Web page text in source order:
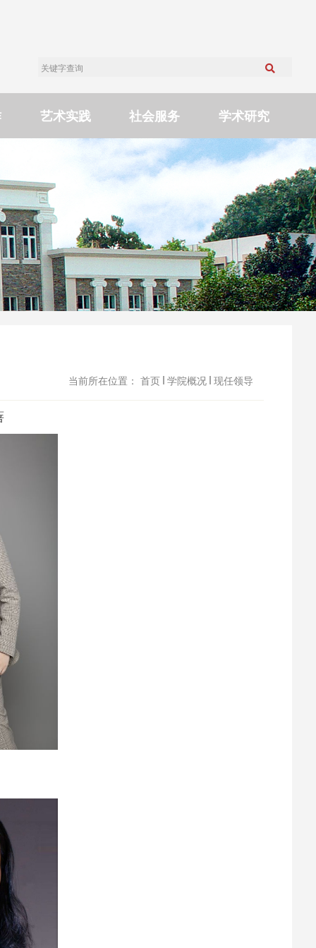
艺术实践 社会服务 学术研究
当前所在位置：首页 学院概况 现任领导